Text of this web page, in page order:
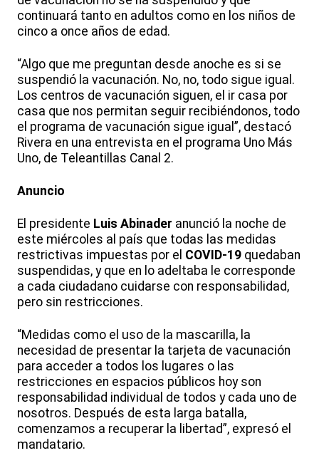
continuará tanto en adultos como en los niños de
cinco a once años de edad.
“Algo que me preguntan desde anoche es si se
suspendió la vacunación. No, no, todo sigue igual.
Los centros de vacunación siguen, el ir casa por
casa que nos permitan seguir recibiéndonos, todo
el programa de vacunación sigue igual”, destacó
Rivera en una entrevista en el programa Uno Más
Uno, de Teleantillas Canal 2.
Anuncio
El presidente Luis Abinader anunció la noche de
este miércoles al país que todas las medidas
restrictivas impuestas por el COVID-19 quedaban
suspendidas, y que en lo adeltaba le corresponde
a cada ciudadano cuidarse con responsabilidad,
pero sin restricciones.
“Medidas como el uso de la mascarilla, la
necesidad de presentar la tarjeta de vacunación
para acceder a todos los lugares o las
restricciones en espacios públicos hoy son
responsabilidad individual de todos y cada uno de
nosotros. Después de esta larga batalla,
comenzamos a recuperar la libertad”, expresó el
mandatario.